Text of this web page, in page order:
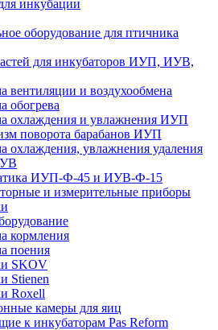
инкубации
оборудование для птичника
для инкубаторов ИУП, ИУВ,
вентиляции и воздухообмена
обогрева
охлаждения и увлажнения ИУП
поворота барабанов ИУП
охлаждения, увлажнения удаления
ИУП-Ф-45 и ИУВ-Ф-15
и измерительные приборы
кормления
поения
SKOV
Stienen
Roxell
камеры для яиц
к инкубаторам Pas Reform